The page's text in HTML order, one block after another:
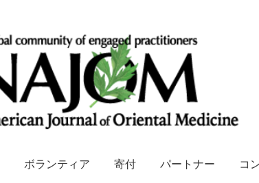
ボランティア 寄付 パートナー コ